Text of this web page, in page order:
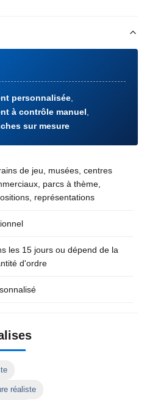
personnalisée
à contrôle manuel
sur mesure
de jeu, musées, centres
parcs à thème,
représentations
les 15 jours ou dépend de la
d'ordre
réaliste